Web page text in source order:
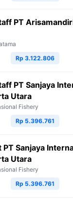
PT
Rp 3.122.806
PT Sanjaya
Utara
Fishery
Rp 5.396.761
Sanjaya
Utara
Fishery
Rp 5.396.761